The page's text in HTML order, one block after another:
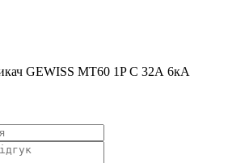
GEWISS МТ60 1P C 32А 6кА